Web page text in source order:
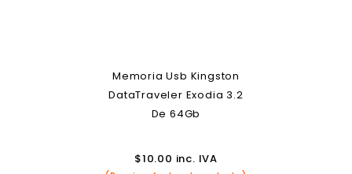
Memoria Usb Kingston
DataTraveler Exodia 3.2
De 64Gb
$10.00 inc. IVA